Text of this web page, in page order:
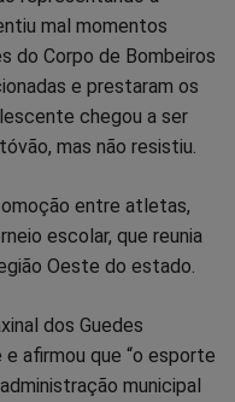
mal momentos
do Corpo de Bombeiros
e prestaram os
chegou a ser
mas não resistiu.
entre atletas,
escolar, que reunia
Oeste do estado.
dos Guedes
afirmou que “o esporte
municipal